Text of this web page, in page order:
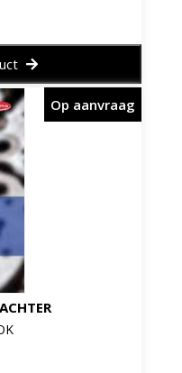
Op aanvraag